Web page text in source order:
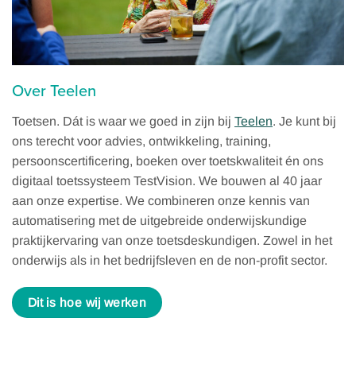
Over Teelen
Toetsen. Dát is waar we goed in zijn bij Teelen. Je kunt bij
ons terecht voor advies, ontwikkeling, training,
persoonscertificering, boeken over toetskwaliteit én ons
digitaal toetssysteem TestVision. We bouwen al 40 jaar
aan onze expertise. We combineren onze kennis van
automatisering met de uitgebreide onderwijskundige
praktijkervaring van onze toetsdeskundigen. Zowel in het
onderwijs als in het bedrijfsleven en de non-profit sector.
Dit is hoe wij werken